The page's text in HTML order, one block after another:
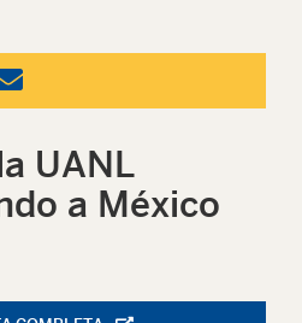
UANL
a México